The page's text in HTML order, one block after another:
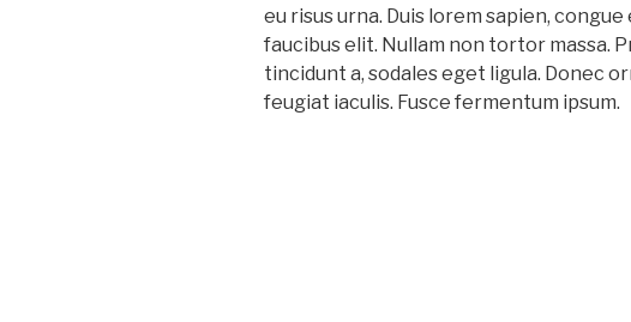
eu risus urna. Duis lorem sapien,
faucibus elit. Nullam non tortor massa.
tincidunt a, sodales eget ligula. Donec
feugiat iaculis. Fusce fermentum ipsum.